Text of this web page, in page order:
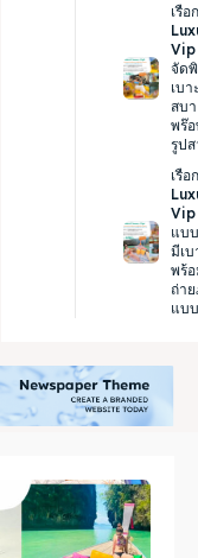
เรือ
Vip
จัด
เบา
สบ
พร๊
รูป
เรือ
Vip
แบ
มีเบ
พร้
ถ่า
แบ